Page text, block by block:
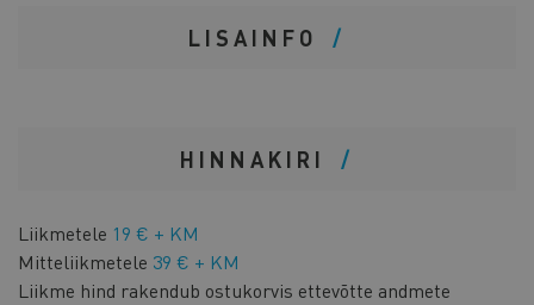
LISAINFO
HINNAKIRI
Liikmetele 19 € + KM
Mitteliikmetele 39 € + KM
Liikme hind rakendub ostukorvis ettevõtte andmete